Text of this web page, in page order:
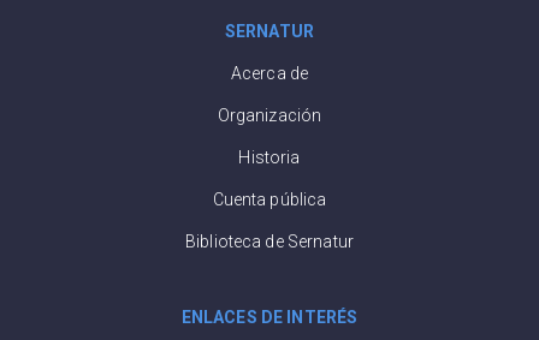
SERNATUR
Acerca de
Organización
Historia
Cuenta pública
Biblioteca de Sernatur
ENLACES DE INTERÉS